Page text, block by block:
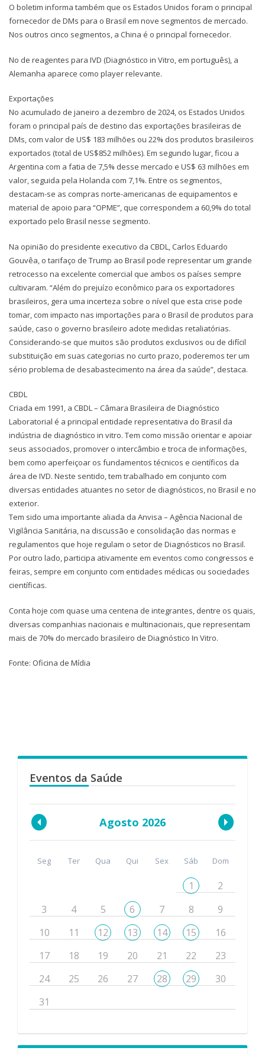
O boletim informa também que os Estados Unidos foram o principal
fornecedor de DMs para o Brasil em nove segmentos de mercado.
Nos outros cinco segmentos, a China é o principal fornecedor.
No de reagentes para IVD (Diagnóstico in Vitro, em português), a
Alemanha aparece como player relevante.
Exportações
No acumulado de janeiro a dezembro de 2024, os Estados Unidos
foram o principal país de destino das exportações brasileiras de
DMs, com valor de US$ 183 milhões ou 22% dos produtos brasileiros
exportados (total de US$852 milhões). Em segundo lugar, ficou a
Argentina com a fatia de 7,5% desse mercado e US$ 63 milhões em
valor, seguida pela Holanda com 7,1%. Entre os segmentos,
destacam-se as compras norte-americanas de equipamentos e
material de apoio para “OPME”, que correspondem a 60,9% do total
exportado pelo Brasil nesse segmento.
Na opinião do presidente executivo da CBDL, Carlos Eduardo
Gouvêa, o tarifaço de Trump ao Brasil pode representar um grande
retrocesso na excelente comercial que ambos os países sempre
cultivaram. “Além do prejuízo econômico para os exportadores
brasileiros, gera uma incerteza sobre o nível que esta crise pode
tomar, com impacto nas importações para o Brasil de produtos para
saúde, caso o governo brasileiro adote medidas retaliatórias.
Considerando-se que muitos são produtos exclusivos ou de difícil
substituição em suas categorias no curto prazo, poderemos ter um
sério problema de desabastecimento na área da saúde”, destaca.
CBDL
Criada em 1991, a CBDL – Câmara Brasileira de Diagnóstico
Laboratorial é a principal entidade representativa do Brasil da
indústria de diagnóstico in vitro. Tem como missão orientar e apoiar
seus associados, promover o intercâmbio e troca de informações,
bem como aperfeiçoar os fundamentos técnicos e científicos da
área de IVD. Neste sentido, tem trabalhado em conjunto com
diversas entidades atuantes no setor de diagnósticos, no Brasil e no
exterior.
Tem sido uma importante aliada da Anvisa – Agência Nacional de
Vigilância Sanitária, na discussão e consolidação das normas e
regulamentos que hoje regulam o setor de Diagnósticos no Brasil.
Por outro lado, participa ativamente em eventos como congressos e
feiras, sempre em conjunto com entidades médicas ou sociedades
científicas.
Conta hoje com quase uma centena de integrantes, dentre os quais,
diversas companhias nacionais e multinacionais, que representam
mais de 70% do mercado brasileiro de Diagnóstico In Vitro.
Fonte: Oficina de Mídia
Eventos da Saúde
Agosto 2026
Seg Ter Qua Qui Sex Sáb Dom
1
2
3
4 5 6 7 8
9
10
11 12 13 14 15
16
17
18 19 20 21 22
23
24
25 26 27 28 29
30
31